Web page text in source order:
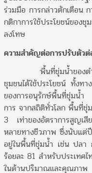
ร่วมมือ การกล่าวตักเตือน
กติกาการใช้ประโยชน์ขอ
ลงโทษ
ความสำคัญต่อการปรับตัว
พื้นที่ชุ่มน้ำของตำบล
ชุมชนได้ใช้ประโยชน์ ทั้งท
ของการอนุรักษ์พื้นที่ชุ่มน้ำ
การ จากสถิติทั่วโลก พื้นที่ชุ่
3 เท่าของอัตราการสูญเ
หลายทางชีวภาพ ซึ่งนับแ
อยู่ในพื้นที่ชุ่มน้ำ เช่น ปลา
ร้อยละ 81 สำหรับประเทศ
ในด้านปริมาณและคุณภา